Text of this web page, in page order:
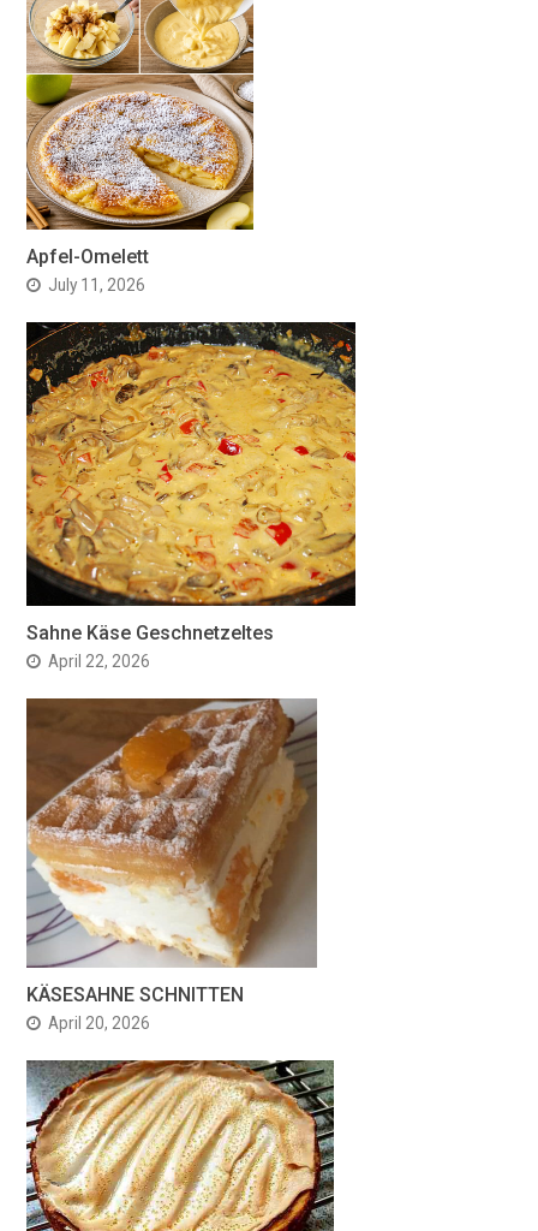
Apfel-Omelett
July 11, 2026
Sahne Käse Geschnetzeltes
April 22, 2026
KÄSESAHNE SCHNITTEN
April 20, 2026